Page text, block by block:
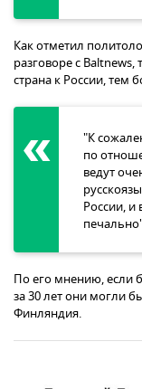
Как отметил
разговоре с
страна к России, тем
"К
по
ведут
России, и
По его мнению, если
за 30 лет они могли
Финляндия.